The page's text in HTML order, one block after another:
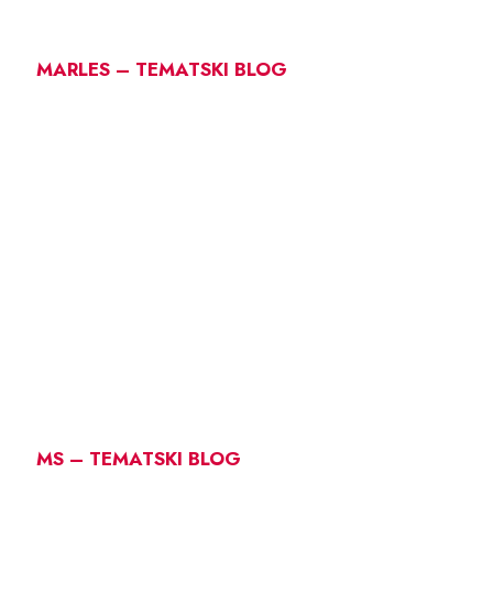
MARLES – TEMATSKI BLOG
MS – TEMATSKI BLOG